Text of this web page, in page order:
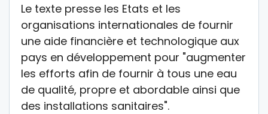
Le texte presse les Etats et les
organisations internationales de fournir
une aide financière et technologique aux
pays en développement pour "augmenter
les efforts afin de fournir à tous une eau
de qualité, propre et abordable ainsi que
des installations sanitaires".